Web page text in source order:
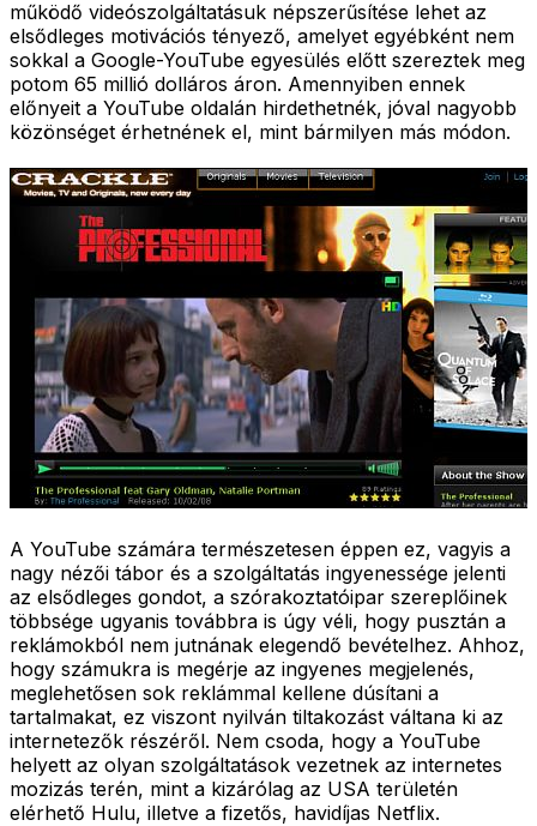
működő videószolgáltatásuk népszerűsítése lehet az
elsődleges motivációs tényező, amelyet egyébként nem
sokkal a Google-YouTube egyesülés előtt szereztek meg
potom 65 millió dolláros áron. Amennyiben ennek
előnyeit a YouTube oldalán hirdethetnék, jóval nagyobb
közönséget érhetnének el, mint bármilyen más módon.
A YouTube számára természetesen éppen ez, vagyis a
nagy nézői tábor és a szolgáltatás ingyenessége jelenti
az elsődleges gondot, a szórakoztatóipar szereplőinek
többsége ugyanis továbbra is úgy véli, hogy pusztán a
reklámokból nem jutnának elegendő bevételhez. Ahhoz,
hogy számukra is megérje az ingyenes megjelenés,
meglehetősen sok reklámmal kellene dúsítani a
tartalmakat, ez viszont nyilván tiltakozást váltana ki az
internetezők részéről. Nem csoda, hogy a YouTube
helyett az olyan szolgáltatások vezetnek az internetes
mozizás terén, mint a kizárólag az USA területén
elérhető Hulu, illetve a fizetős, havidíjas Netflix.